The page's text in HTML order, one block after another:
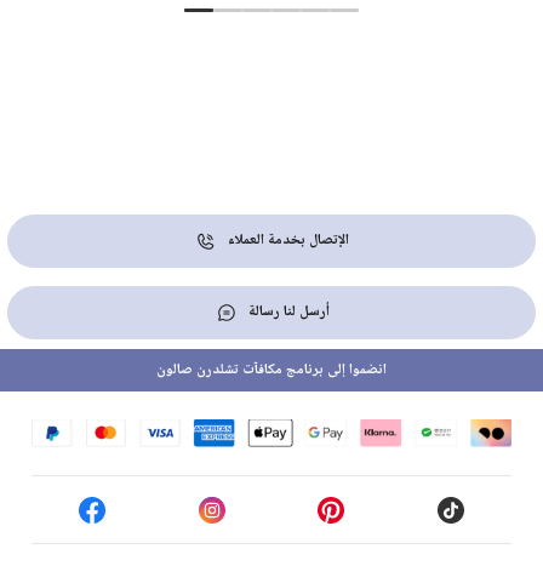
الإتصال بخدمة العملاء
أرسل لنا رسالة
انضموا إلى برنامج مكافآت تشلدرن صالون